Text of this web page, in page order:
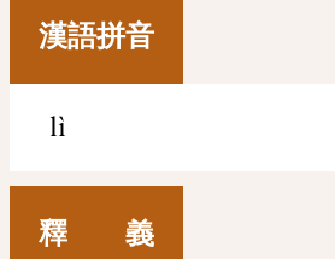
漢語拼音
lì
釋 義